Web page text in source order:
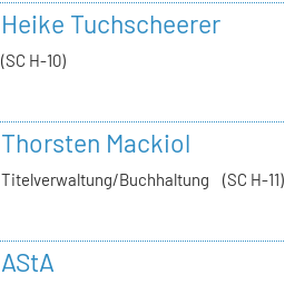
Heike Tuchscheerer
(SC H-10)
Thorsten Mackiol
Titelverwaltung/Buchhaltung (SC H-11)
AStA